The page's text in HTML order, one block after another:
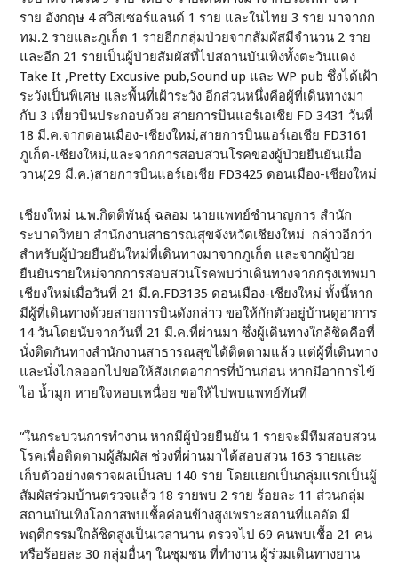
ราย อังกฤษ 4 สวิสเซอร์แลนด์ 1 ราย และในไทย 3 ราย มาจากก
ทม.2 รายและภูเก็ต 1 รายอีกกลุ่มป่วยจากสัมผัสมีจำนวน 2 ราย
และอีก 21 รายเป็นผู้ป่วยสัมผัสที่ไปสถานบันเทิงทั้งตะวันแดง
Take It ,Pretty Excusive pub,Sound up และ WP pub ซึ่งได้เฝ้า
ระวังเป็นพิเศษ และพื้นที่เฝ้าระวัง อีกส่วนหนึ่งคือผู้ที่เดินทางมา
กับ 3 เที่ยวบินประกอบด้วย สายการบินแอร์เอเชีย FD 3431 วันที่
18 มี.ค.จากดอนเมือง-เชียงใหม่,สายการบินแอร์เอเชีย FD3161
ภูเก็ต-เชียงใหม่,และจากการสอบสวนโรคของผู้ป่วยยืนยันเมื่อ
วาน(29 มี.ค.)สายการบินแอร์เอเชีย FD3425 ดอนเมือง-เชียงใหม่
เชียงใหม่ น.พ.กิตติพันธุ์ ฉลอม นายแพทย์ชำนาญการ สำนัก
ระบาดวิทยา สำนักงานสาธารณสุขจังหวัดเชียงใหม่ กล่าวอีกว่า
สำหรับผู้ป่วยยืนยันใหม่ที่เดินทางมาจากภูเก็ต และจากผู้ป่วย
ยืนยันรายใหม่จากการสอบสวนโรคพบว่าเดินทางจากกรุงเทพมา
เชียงใหม่เมื่อวันที่ 21 มี.ค.FD3135 ดอนเมือง-เชียงใหม่ ทั้งนี้หาก
มีผู้ที่เดินทางด้วยสายการบินดังกล่าว ขอให้กักตัวอยู่บ้านดูอาการ
14 วันโดยนับจากวันที่ 21 มี.ค.ที่ผ่านมา ซึ่งผู้เดินทางใกล้ชิดคือที่
นั่งติดกันทางสำนักงานสาธารณสุขได้ติดตามแล้ว แต่ผู้ที่เดินทาง
และนั่งไกลออกไปขอให้สังเกตอาการที่บ้านก่อน หากมีอาการไข้
ไอ น้ำมูก หายใจหอบเหนื่อย ขอให้ไปพบแพทย์ทันที
“ในกระบวนการทำงาน หากมีผู้ป่วยยืนยัน 1 รายจะมีทีมสอบสวน
โรคเพื่อติดตามผู้สัมผัส ช่วงที่ผ่านมาได้สอบสวน 163 รายและ
เก็บตัวอย่างตรวจผลเป็นลบ 140 ราย โดยแยกเป็นกลุ่มแรกเป็นผู้
สัมผัสร่วมบ้านตรวจแล้ว 18 รายพบ 2 ราย ร้อยละ 11 ส่วนกลุ่ม
สถานบันเทิงโอกาสพบเชื้อค่อนข้างสูงเพราะสถานที่แออัด มี
พฤติกรรมใกล้ชิดสูงเป็นเวลานาน ตรวจไป 69 คนพบเชื้อ 21 คน
หรือร้อยละ 30 กลุ่มอื่นๆ ในชุมชน ที่ทำงาน ผู้ร่วมเดินทางยาน